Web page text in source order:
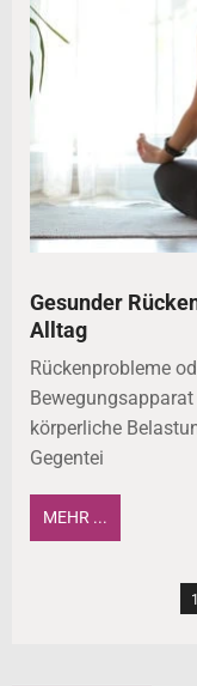
Gesunder
Alltag
Rückenprobleme
körperliche
Gegentei
MEHR ...
1